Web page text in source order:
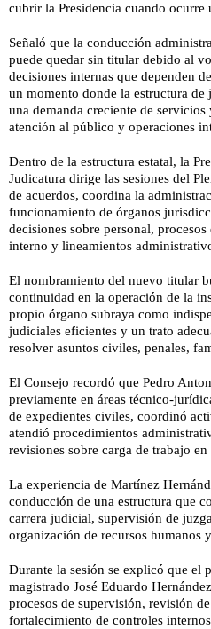
cubrir la Presidencia cuando ocurre
Señaló que la conducción
puede quedar sin titular debido al
decisiones internas que dependen
un momento donde la estructura
una demanda creciente de
atención al público y operaciones
Dentro de la estructura estatal, la
Judicatura dirige las sesiones del
de acuerdos, coordina la
funcionamiento de órganos
decisiones sobre personal,
interno y lineamientos
El nombramiento del nuevo titular
continuidad en la operación de la
propio órgano subraya como
judiciales eficientes y un trato
resolver asuntos civiles, penales,
El Consejo recordó que Pedro
previamente en áreas técnico-
de expedientes civiles, coordinó
atendió procedimientos
revisiones sobre carga de trabajo
La experiencia de Martínez
conducción de una estructura que
carrera judicial, supervisión de
organización de recursos humanos
Durante la sesión se explicó que el
magistrado José Eduardo
procesos de supervisión, revisión
fortalecimiento de controles